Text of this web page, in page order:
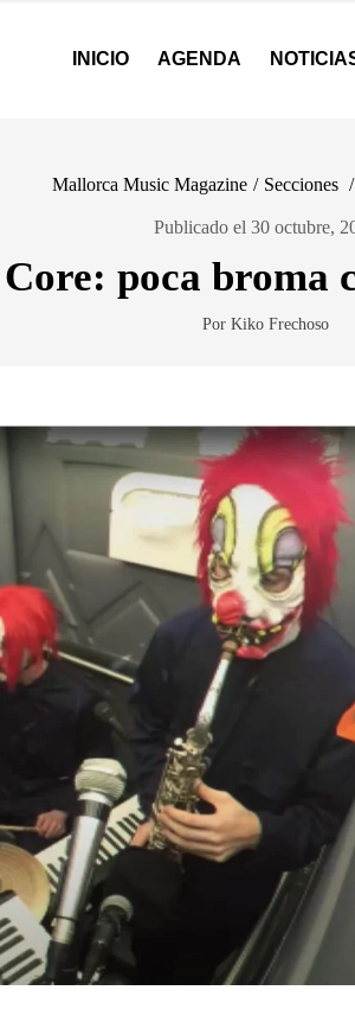
INICIO AGENDA
Mallorca Music Magazine / Secciones /
Publicado el 30 octubre,
poca broma
Por Kiko Frechoso